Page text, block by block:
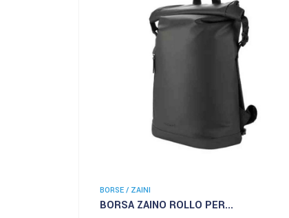
BORSE / ZAINI
BORSA ZAINO ROLLO PER...